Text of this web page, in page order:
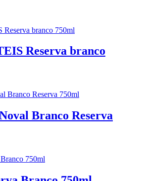
Reserva branco
Branco Reserva